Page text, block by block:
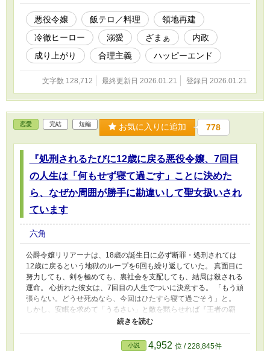
だ」と言い放つ彼に対し、セシリアは計算し尽
くされた至高の一皿で挑むことに。 塩の利権を
巡る陰謀、王都での再審を経て、冷徹な数字の
鬼が理性を溶かされ、ついに愛と食欲に屈する
までの、美味しく温かい大逆転劇。
悪役令嬢 飯テロ／料理
領地再建
冷徹ヒーロー
溺愛 ざまぁ
内政
成り上がり
合理主義 ハッピーエンド
文字数 128,712 最終更新日 2026.01.21 登録日 2026.01.21
恋愛 完結 短編 お気に入りに追加 778
『処刑されるたびに12歳に戻る悪役令嬢、7回目
の人生は「何もせず寝て過ごす」ことに決めた
ら、なぜか周囲が勝手に勘違いして聖女扱いされ
ています
六角
公爵令嬢リリアーナは、18歳の誕生日に必ず断罪・処刑されては
12歳に戻るという地獄のループを6回も繰り返していた。 真面目に
努力しても、剣を極めても、裏社会を支配しても、結局は殺される
運命。 心折れた彼女は、7回目の人生でついに決意する。 「もう頑
張らない。どうせ死ぬなら、今回はひたすら寝て過ごそう」と。
しかし、安眠を求めて「うるさい」と敵を黙らせれば『王者の覇
気』と恐れられ、寝ぼけて放った魔法は『神の奇跡』と崇められ、
気がつけば、ストーカー気味のヤンデレ王子、パン屋の元ヒロイ
小説 4,952 位 / 228,845件